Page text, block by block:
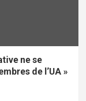
ne se
de l’UA »